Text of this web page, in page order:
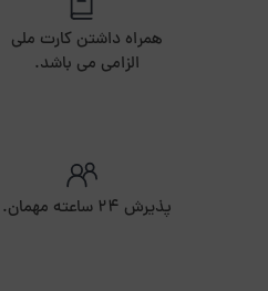
همراه داشتن کارت ملی
الزامی می باشد.
پذیرش ۲۴ ساعته مهمان.